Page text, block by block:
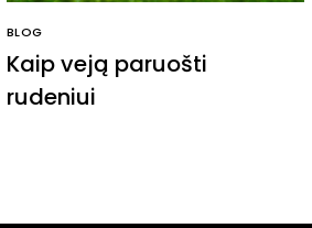
BLOG
Kaip veją paruošti
rudeniui